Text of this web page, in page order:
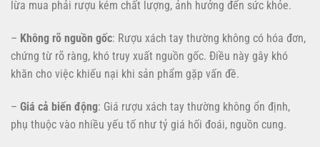
lừa mua phải rượu kém chất lượng, ảnh hưởng đến sức khỏe.
– Không rõ nguồn gốc: Rượu xách tay thường không có hóa đơn,
chứng từ rõ ràng, khó truy xuất nguồn gốc. Điều này gây khó
khăn cho việc khiếu nại khi sản phẩm gặp vấn đề.
– Giá cả biến động: Giá rượu xách tay thường không ổn định,
phụ thuộc vào nhiều yếu tố như tỷ giá hối đoái, nguồn cung.